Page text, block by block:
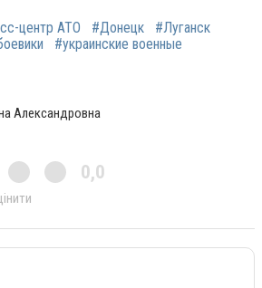
центр АТО #Донецк
#Луганск
#украинские военные
Александровна
0,0